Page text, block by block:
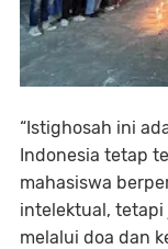
“Istighosah ini
Indonesia tetap
mahasiswa
intelektual, tetapi
melalui doa dan